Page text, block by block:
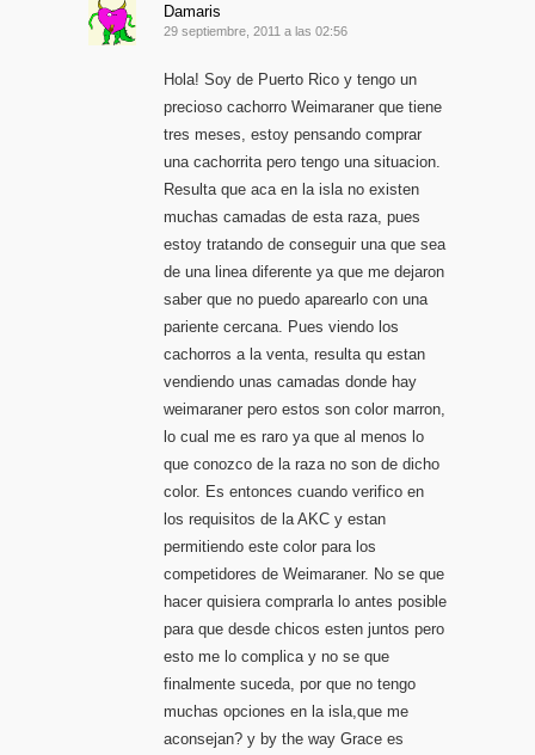
Damaris
29 septiembre, 2011 a las 02:56
Hola! Soy de Puerto Rico y tengo un
precioso cachorro Weimaraner que tiene
tres meses, estoy pensando comprar
una cachorrita pero tengo una situacion.
Resulta que aca en la isla no existen
muchas camadas de esta raza, pues
estoy tratando de conseguir una que sea
de una linea diferente ya que me dejaron
saber que no puedo aparearlo con una
pariente cercana. Pues viendo los
cachorros a la venta, resulta qu estan
vendiendo unas camadas donde hay
weimaraner pero estos son color marron,
lo cual me es raro ya que al menos lo
que conozco de la raza no son de dicho
color. Es entonces cuando verifico en
los requisitos de la AKC y estan
permitiendo este color para los
competidores de Weimaraner. No se que
hacer quisiera comprarla lo antes posible
para que desde chicos esten juntos pero
esto me lo complica y no se que
finalmente suceda, por que no tengo
muchas opciones en la isla,que me
aconsejan? y by the way Grace es